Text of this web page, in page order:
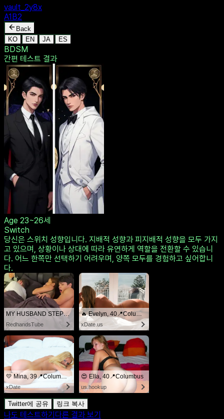
vault_2y8x
A1B2
Back
KO
EN JA ES
BDSM
간편 테스트 결과
Age 23~26세
Switch
당신은 스위치 성향입니다. 지배적 성향과 피지배적 성향을 모두 가지
고 있으며, 상황이나 상대에 따라 유연하게 역할을 전환할 수 있습니
다. 어느 한쪽만 선택하기 어려우며, 양쪽 모두를 경험하고 싶어합니
다.
MY HUSBAND STEPSON MISTAKENLY GIVES ME IN THE ASS
RedhandsTube
🔥 Evelyn, 40📍Columbus
xDate.us
💛 Mina, 39📍Columbus
xDate
😍 Ella, 40📍Columbus
us.hookup
Twitter에 공유 링크 복사
나도 테스트하기다른 결과 보기